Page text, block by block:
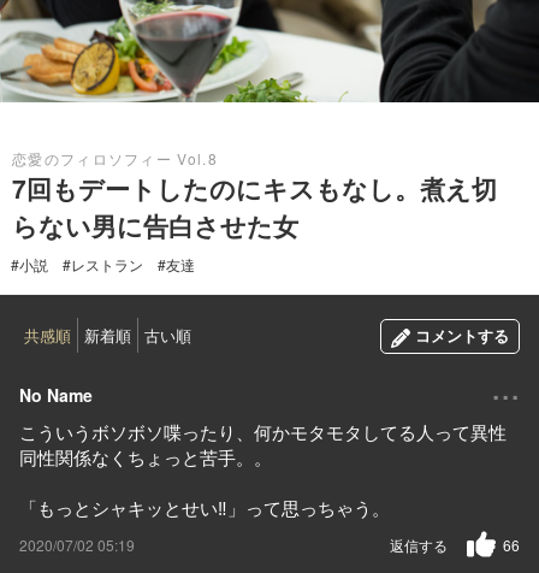
恋愛のフィロソフィー Vol.8
7回もデートしたのにキスもなし。煮え切
らない男に告白させた女
#小説 #レストラン #友達
共感順 新着順 古い順 コメントする
No Name ...
こういうボソボソ喋ったり、何かモタモタしてる人って異性
同性関係なくちょっと苦手。。
「もっとシャキッとせい‼️」って思っちゃう。
2020/07/02 05:19 66
返信する